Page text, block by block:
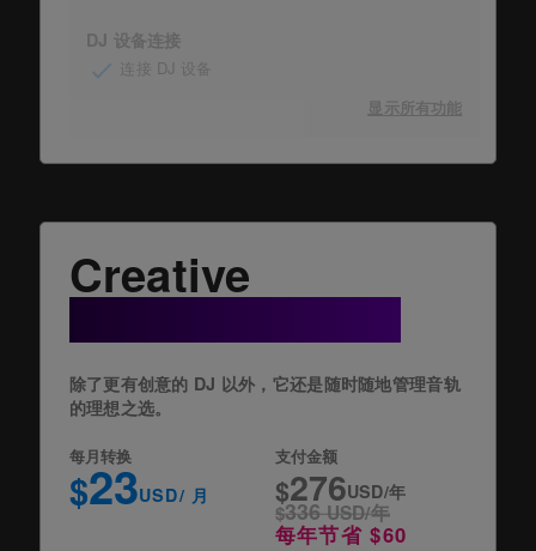
DJ 设备连接
连接 DJ 设备
显示所有功能
Creative
+ Cloud Option
除了更有创意的 DJ 以外，它还是随时随地管理音轨
的理想之选。
每月转换
$23USD/ 月
支付金额
$276USD/年
$336USD/年
每年节省 $60